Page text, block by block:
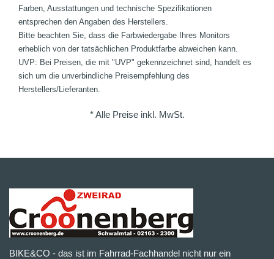
Farben, Ausstattungen und technische Spezifikationen
entsprechen den Angaben des Herstellers.
Bitte beachten Sie, dass die Farbwiedergabe Ihres Monitors
erheblich von der tatsächlichen Produktfarbe abweichen kann.
UVP: Bei Preisen, die mit "UVP" gekennzeichnet sind, handelt es
sich um die unverbindliche Preisempfehlung des
Herstellers/Lieferanten.
* Alle Preise inkl. MwSt.
BIKE&CO - das ist im Fahrrad-Fachhandel nicht nur ein